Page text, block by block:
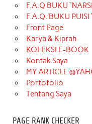
F.A.Q BUKU
F.A.Q. BUKU PUISI
Front Page
Karya & Kiprah
KOLEKSI E-BOOK
Kontak Saya
MY ARTICLE
Portofolio
Tentang Saya
PAGE RANK CHECKER